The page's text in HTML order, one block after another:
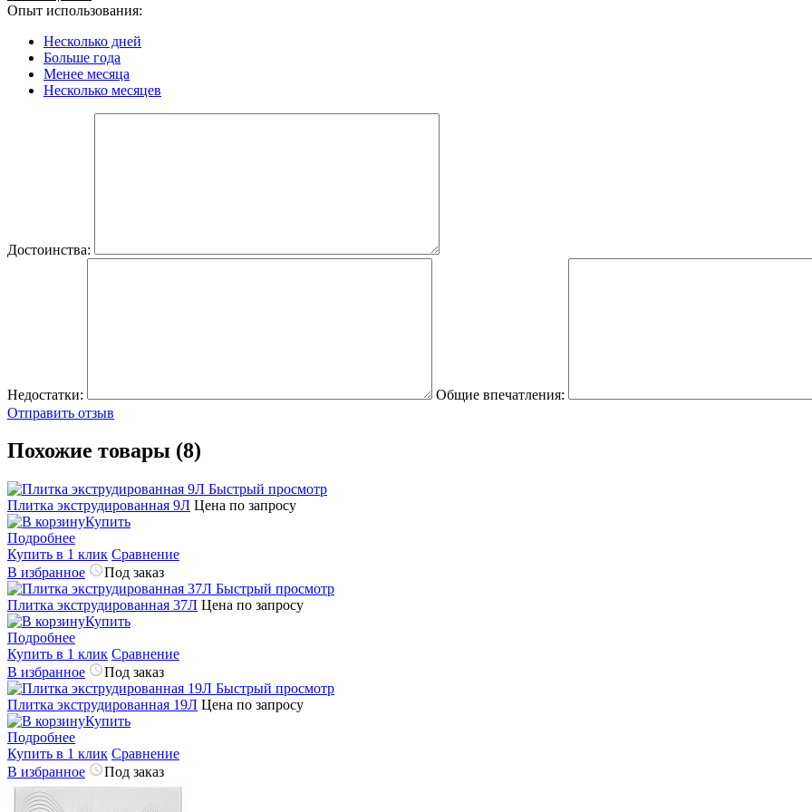
Опыт использования:
Несколько дней
Больше года
Менее месяца
Несколько месяцев
Достоинства:
Недостатки: Общие впечатления:
Отправить отзыв
Похожие товары (8)
Быстрый просмотр
Плитка экструдированная 9Л Цена по запросу
Купить
Подробнее
Купить в 1 клик Сравнение
В избранное
Под заказ
Быстрый просмотр
Плитка экструдированная 37Л Цена по запросу
Купить
Подробнее
Купить в 1 клик Сравнение
В избранное
Под заказ
Быстрый просмотр
Плитка экструдированная 19Л Цена по запросу
Купить
Подробнее
Купить в 1 клик Сравнение
В избранное
Под заказ